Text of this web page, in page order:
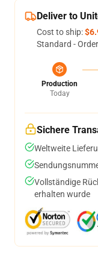
Deliver to
Cost to ship:
Standard -
Production
Today
Sichere
Weltweite
Vollständige
erhalten wurde